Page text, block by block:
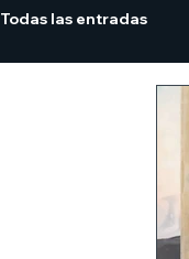
Todas las entradas